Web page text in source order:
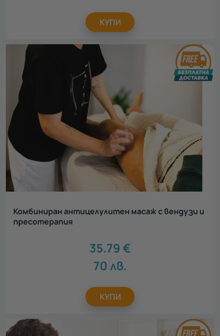
КУПИ
Комбиниран антицелулитен масаж с вендузи и
пресотерапия
35.79 €
70 лв.
КУПИ